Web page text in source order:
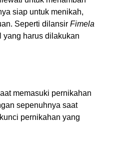
siap untuk menikah,
Seperti dilansir Fimela
yang harus dilakukan
memasuki pernikahan
sepenuhnya saat
pernikahan yang